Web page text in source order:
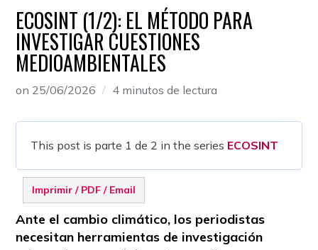
ECOSINT (1/2): EL MÉTODO PARA
INVESTIGAR CUESTIONES
MEDIOAMBIENTALES
on 25/06/2026 4 minutos de lectura
This post is parte 1 de 2 in the series ECOSINT
Imprimir / PDF / Email
Ante el cambio climático, los periodistas
necesitan herramientas de investigación